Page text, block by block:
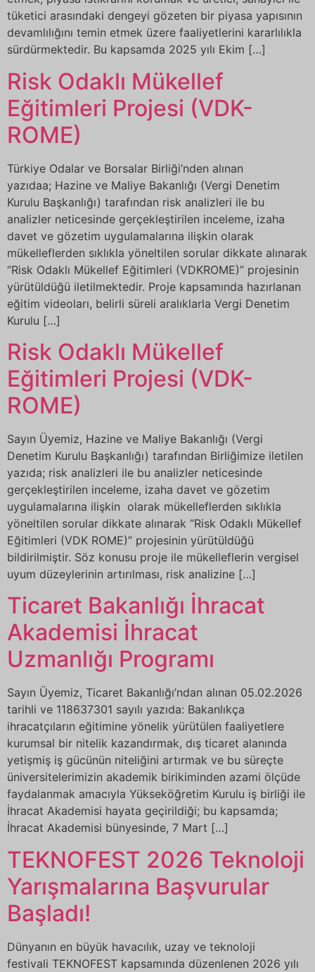
tüketici arasındaki dengeyi gözeten bir piyasa yapısının
devamlılığını temin etmek üzere faaliyetlerini kararlılıkla
sürdürmektedir. Bu kapsamda 2025 yılı Ekim […]
Risk Odaklı Mükellef
Eğitimleri Projesi (VDK-
ROME)
Türkiye Odalar ve Borsalar Birliği’nden alınan
yazıdaa; Hazine ve Maliye Bakanlığı (Vergi Denetim
Kurulu Başkanlığı) tarafından risk analizleri ile bu
analizler neticesinde gerçekleştirilen inceleme, izaha
davet ve gözetim uygulamalarına ilişkin olarak
mükelleflerden sıklıkla yöneltilen sorular dikkate alınarak
“Risk Odaklı Mükellef Eğitimleri (VDKROME)” projesinin
yürütüldüğü iletilmektedir. Proje kapsamında hazırlanan
eğitim videoları, belirli süreli aralıklarla Vergi Denetim
Kurulu […]
Risk Odaklı Mükellef
Eğitimleri Projesi (VDK-
ROME)
Sayın Üyemiz, Hazine ve Maliye Bakanlığı (Vergi
Denetim Kurulu Başkanlığı) tarafından Birliğimize iletilen
yazıda; risk analizleri ile bu analizler neticesinde
gerçekleştirilen inceleme, izaha davet ve gözetim
uygulamalarına ilişkin olarak mükelleflerden sıklıkla
yöneltilen sorular dikkate alınarak “Risk Odaklı Mükellef
Eğitimleri (VDK ROME)” projesinin yürütüldüğü
bildirilmiştir. Söz konusu proje ile mükelleflerin vergisel
uyum düzeylerinin artırılması, risk analizine […]
Ticaret Bakanlığı İhracat
Akademisi İhracat
Uzmanlığı Programı
Sayın Üyemiz, Ticaret Bakanlığı’ndan alınan 05.02.2026
tarihli ve 118637301 sayılı yazıda: Bakanlıkça
ihracatçıların eğitimine yönelik yürütülen faaliyetlere
kurumsal bir nitelik kazandırmak, dış ticaret alanında
yetişmiş iş gücünün niteliğini artırmak ve bu süreçte
üniversitelerimizin akademik birikiminden azami ölçüde
faydalanmak amacıyla Yükseköğretim Kurulu iş birliği ile
İhracat Akademisi hayata geçirildiği; bu kapsamda;
İhracat Akademisi bünyesinde, 7 Mart […]
TEKNOFEST 2026 Teknoloji
Yarışmalarına Başvurular
Başladı!
Dünyanın en büyük havacılık, uzay ve teknoloji
festivali TEKNOFEST kapsamında düzenlenen 2026 yılı